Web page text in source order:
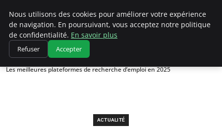
Chasseur De Tête
Accueil
Actualité
Les meilleures plateformes de recherche d’emploi en 2025
ACTUALITÉ
Nous utilisons des cookies pour améliorer votre expérience
de navigation. En poursuivant, vous acceptez notre politique
de confidentialité. En savoir plus
Refuser Accepter